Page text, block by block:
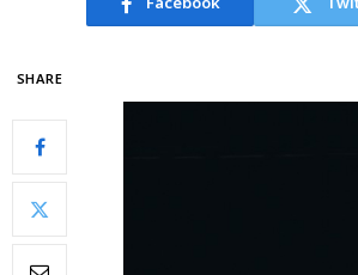
SHARE